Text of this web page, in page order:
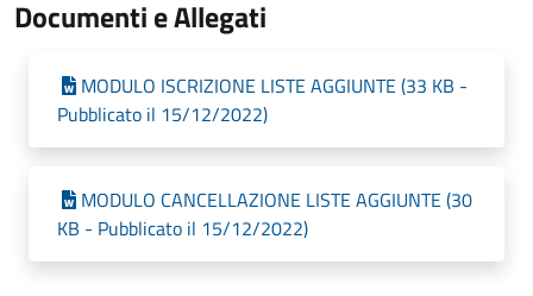
Documenti e Allegati
MODULO ISCRIZIONE LISTE AGGIUNTE (33 KB -
Pubblicato il 15/12/2022)
MODULO CANCELLAZIONE LISTE AGGIUNTE (30
KB - Pubblicato il 15/12/2022)